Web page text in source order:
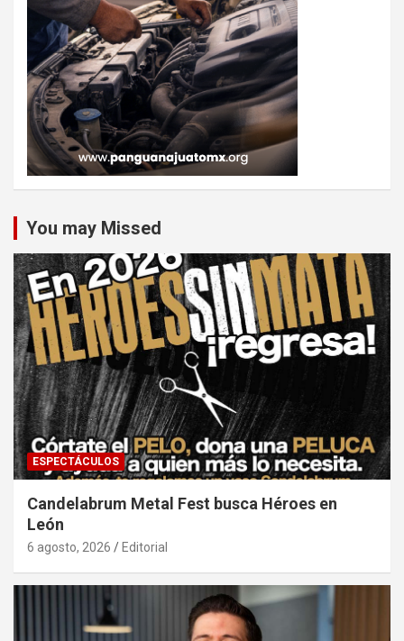
You may Missed
ESPECTÁCULOS
Candelabrum Metal Fest busca Héroes en
León
6 agosto, 2026 Editorial